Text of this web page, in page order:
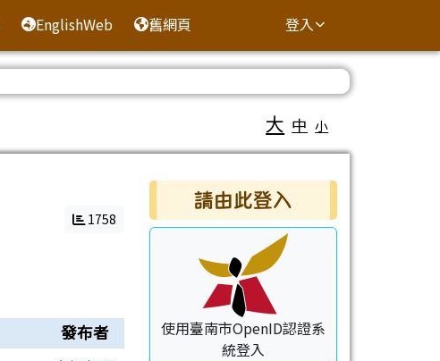
EnglishWeb 舊網頁 登入
大 中 小
1758
發布者
右邊區域內容
請由此登入
使用臺南市OpenID認證系
統登入